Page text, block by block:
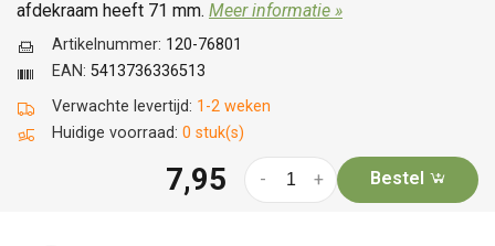
afdekraam heeft 71 mm. Meer informatie »
Verwachte levertijd: 1-2 weken
Huidige voorraad: 0 stuk(s)
Artikelnummer: 120-76801
EAN: 5413736336513
7,95 +
- Bestel